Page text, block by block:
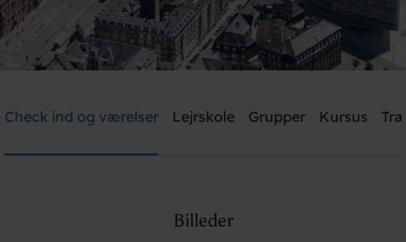
Brug for hjælp? Ring+45 3311 8585
Check ind og værelser Lejrskole Grupper Kursus
Billeder